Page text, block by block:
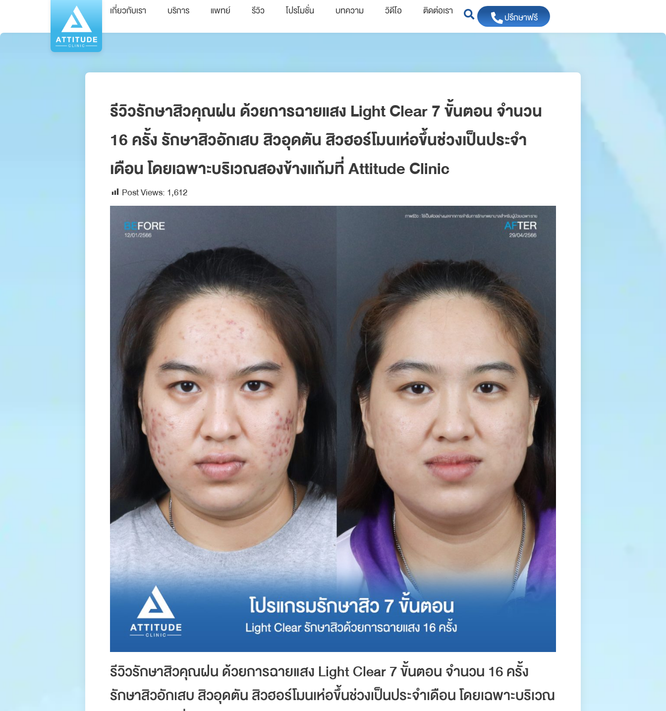
เกี่ยวกับเรา บริการ แพทย์ รีวิว โปรโมชั่น บทความ วิดีโอ ติดต่อเรา
ปรึกษาฟรี
รีวิวรักษาสิวคุณฝน ด้วยการฉายแสง Light Clear 7 ขั้นตอน จำนวน
16 ครั้ง รักษาสิวอักเสบ สิวอุดตัน สิวฮอร์โมนเห่อขึ้นช่วงเป็นประจำ
เดือน โดยเฉพาะบริเวณสองข้างแก้มที่ Attitude Clinic
Post Views: 1,612
รีวิวรักษาสิวคุณฝน ด้วยการฉายแสง Light Clear 7 ขั้นตอน จำนวน 16 ครั้ง
รักษาสิวอักเสบ สิวอุดตัน สิวฮอร์โมนเห่อขึ้นช่วงเป็นประจำเดือน โดยเฉพาะบริเวณ